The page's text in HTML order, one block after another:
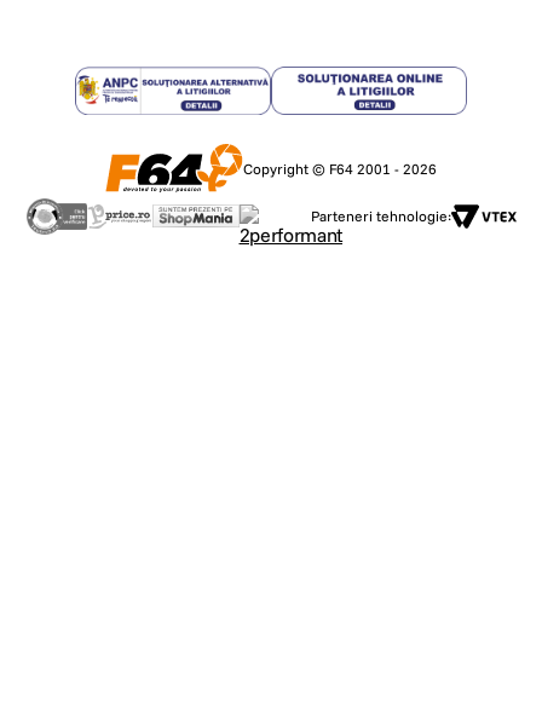
Copyright © F64 2001 - 2026
Parteneri tehnologie: